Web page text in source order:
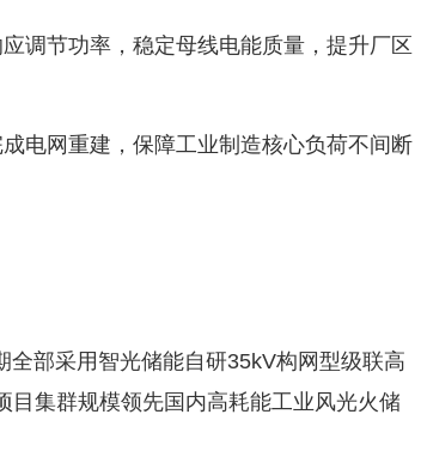
调节功率，稳定母线电能质量，提升厂区
电网重建，保障工业制造核心负荷不间断
部采用智光储能自研35kV构网型级联高
集群规模领先国内高耗能工业风光火储